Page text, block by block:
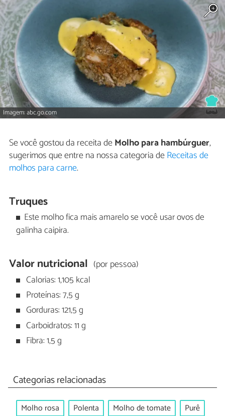
Imagem: abc.go.com
Se você gostou da receita deMolho para hambúrguer,
sugerimos que entre na nossa categoria deReceitas de
molhos para carne.
Truques
Este molho fica mais amarelo se você usar ovos de
galinha caipira.
Valor nutricional (por pessoa)
Calorias: 1,105 kcal
Proteínas: 7,5 g
Gorduras: 121,5 g
Carboidratos: 11 g
Fibra: 1,5 g
Categorias relacionadas
Molho rosa Polenta Molho de tomate
Purê